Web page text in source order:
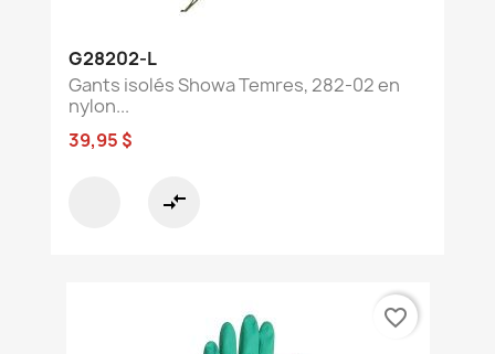
G28202-L
Gants isolés Showa Temres, 282-02 en
nylon...
39,95 $
compare_arrows
favorite_border